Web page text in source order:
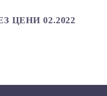
ЦЕНИ 02.2022